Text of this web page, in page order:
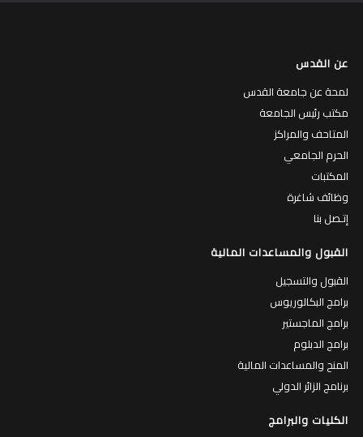
عن القدس
لمحة عن جامعة القدس
مكتب رئيس الجامعة
المتاحف والمراكز
الحرم الجامعي
المكتبات
وظائف شاغرة
إتـصل بنا
القبول والمساعدات المالية
القبول والتسجيل
برامج البكالوريوس
برامج الماجستير
برامج الدبلوم
المنح والمساعدات المالية
برنامج الزائر الدولي
الكليات والبرامج